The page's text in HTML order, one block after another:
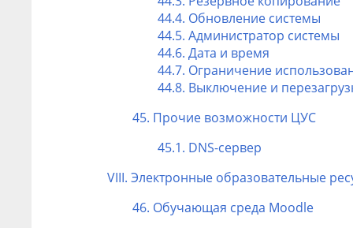
44.4. Обновление системы
44.5. Администратор системы
44.6. Дата и время
44.7. Ограничение
44.8. Выключение и
45. Прочие возможности ЦУС
45.1. DNS-сервер
VIII. Электронные образовательные
46. Обучающая среда Moodle